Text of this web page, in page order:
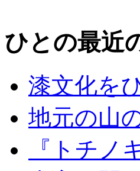
ひとの最近
漆文化を
地元の山
『トチノ